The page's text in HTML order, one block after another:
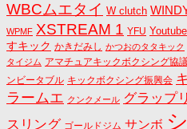
WBCムエタイ W clutch
WPMF XSTREAM 1 YFU Youtube
すキック かきだみし かつおのタタキック
タイジム アマチュアキックボクシング協
ンビータブル キックボクシング振興会
ラームエ クンクメール グラップ
スリング ゴールドジム サンボ